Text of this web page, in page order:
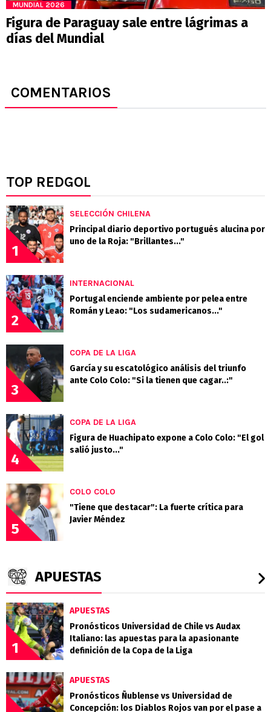
MUNDIAL 2026
Figura de Paraguay sale entre lágrimas a
días del Mundial
COMENTARIOS
TOP REDGOL
1
SELECCIÓN CHILENA
Principal diario deportivo portugués alucina por
uno de la Roja: "Brillantes..."
2
INTERNACIONAL
Portugal enciende ambiente por pelea entre
Román y Leao: "Los sudamericanos..."
3
COPA DE LA LIGA
García y su escatológico análisis del triunfo
ante Colo Colo: "Si la tienen que cagar..:"
4
COPA DE LA LIGA
Figura de Huachipato expone a Colo Colo: "El gol
salió justo..."
5
COLO COLO
"Tiene que destacar": La fuerte crítica para
Javier Méndez
APUESTAS
1
APUESTAS
Pronósticos Universidad de Chile vs Audax
Italiano: las apuestas para la apasionante
definición de la Copa de la Liga
APUESTAS
Pronósticos Ñublense vs Universidad de
Concepción: los Diablos Rojos van por el pase a